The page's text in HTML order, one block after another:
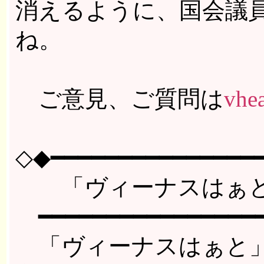
消えるように、国会議
ね。
ご意見、ご質問は
「ヴィーナスはぁ
「ヴィーナスはぁと